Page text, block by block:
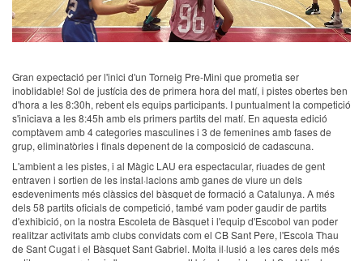
Gran expectació per l'inici d'un Torneig Pre-Mini que prometia ser
inoblidable! Sol de justícia des de primera hora del matí, i pistes obertes ben
d'hora a les 8:30h, rebent els equips participants. I puntualment la competició
s'iniciava a les 8:45h amb els primers partits del matí. En aquesta edició
comptàvem amb 4 categories masculines i 3 de femenines amb fases de
grup, eliminatòries i finals depenent de la composició de cadascuna.
L'ambient a les pistes, i al Màgic LAU era espectacular, riuades de gent
entraven i sortien de les instal·lacions amb ganes de viure un dels
esdeveniments més clàssics del bàsquet de formació a Catalunya. A més
dels 58 partits oficials de competició, també vam poder gaudir de partits
d'exhibició, on la nostra Escoleta de Bàsquet i l'equip d'Escobol van poder
realitzar activitats amb clubs convidats com el CB Sant Pere, l'Escola Thau
de Sant Cugat i el Bàsquet Sant Gabriel. Molta il·lusió a les cares dels més